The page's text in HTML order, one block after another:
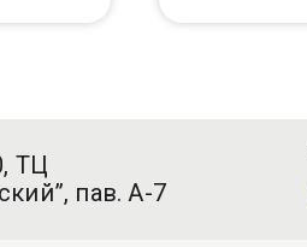
ТЦ
пав. А-7